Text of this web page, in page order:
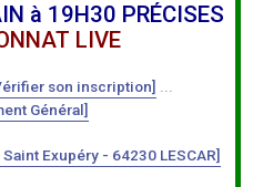
à 19H30 PRÉCISES
LIVE
son inscription]
Général]
Saint Exupéry - 64230 LESCAR]